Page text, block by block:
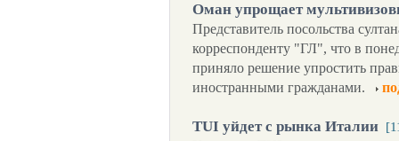
Оман упрощает
Представитель посольства
корреспонденту "ГЛ", что в
приняло решение упростить
иностранными гражданами.
TUI уйдет с рынка Италии